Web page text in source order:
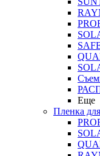
Еще
Пленка